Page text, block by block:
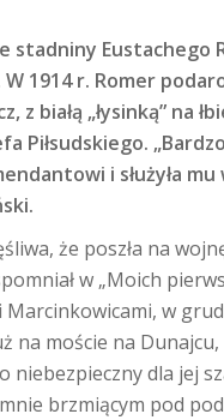
stadniny Eustachego
1914 r. Romer
z białą „łysinką” na
Piłsudskiego.
i służyła
że poszła na
w „Moich
w
na moście na
niebezpieczny dla jej
brzmiącym pod